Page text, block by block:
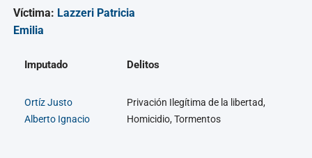
Víctima: Lazzeri Patricia
Emilia
Imputado Delitos
Ortíz Justo
Alberto Ignacio
Privación Ilegítima de la libertad,
Homicidio, Tormentos